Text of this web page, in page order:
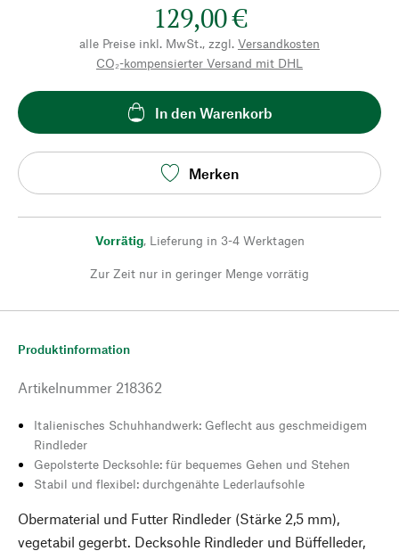
129,00 €
alle Preise inkl. MwSt., zzgl. Versandkosten
CO₂-kompensierter Versand mit DHL
In den Warenkorb
Merken
Vorrätig, Lieferung in 3-4 Werktagen
Zur Zeit nur in geringer Menge vorrätig
Produktinformation
Artikelnummer 218362
Italienisches Schuhhandwerk: Geflecht aus geschmeidigem
Rindleder
Gepolsterte Decksohle: für bequemes Gehen und Stehen
Stabil und flexibel: durchgenähte Lederlaufsohle
Obermaterial und Futter Rindleder (Stärke 2,5 mm),
vegetabil gegerbt. Decksohle Rindleder und Büffelleder,